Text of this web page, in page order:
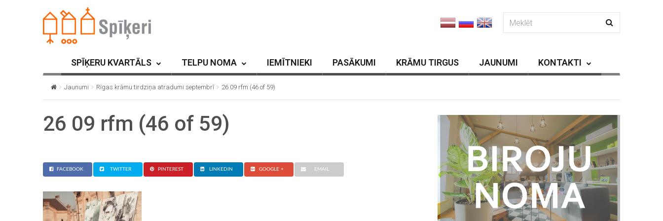
SPĪĶERU KVARTĀLS TELPU NOMA IEMĪTNIEKI PASĀKUMI KRĀMU TIRGUS JAUNUMI KONTAKTI
Jaunumi Rīgas krāmu tirdziņa atradumi septembrī 26 09 rfm (46 of 59)
26 09 rfm (46 of 59)
FACEBOOK TWITTER PINTEREST LINKEDIN GOOGLE + EMAIL